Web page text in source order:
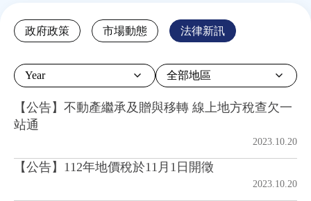
焦點新聞
房地產年鑑
Back
to
政府政策 市場動態 法律新訊
【公告】不動產繼承及贈與移轉 線上地方稅查欠一
站通
2023.10.20
【公告】112年地價稅於11月1日開徵
2023.10.20